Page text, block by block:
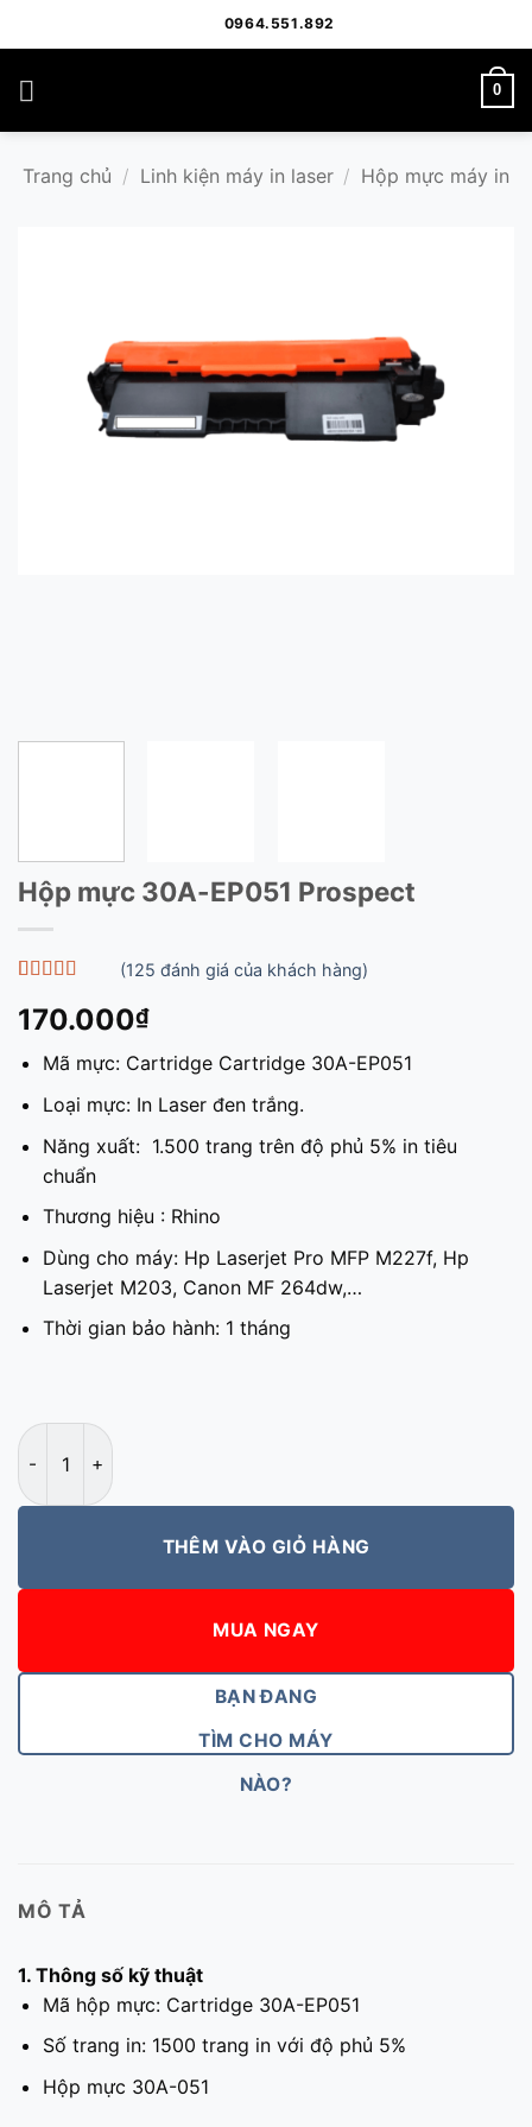
qua
dung
0964.551.892
0
Trang chủ / Linh kiện máy in laser / Hộp mực máy in
Hộp mực 30A-EP051 Prospect
trênđánh
giá
(125 đánh giá của khách hàng)
170.000₫
Mã mực: Cartridge Cartridge 30A-EP051
Loại mực: In Laser đen trắng.
Năng xuất: 1.500 trang trên độ phủ 5% in tiêu
chuẩn
Thương hiệu : Rhino
Dùng cho máy: Hp Laserjet Pro MFP M227f, Hp
Laserjet M203, Canon MF 264dw,…
Thời gian bảo hành: 1 tháng
Hộp mực 30A-EP051 Prospect số lượng
THÊM VÀO GIỎ HÀNG
MUA NGAY
BẠN ĐANG
TÌM CHO MÁY
NÀO?
MÔ TẢ
1. Thông số kỹ thuật
Mã hộp mực: Cartridge 30A-EP051
Số trang in: 1500 trang in với độ phủ 5%
Hộp mực 30A-051